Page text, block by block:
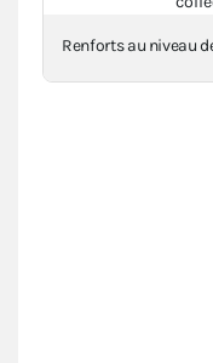
Renforts au niveau